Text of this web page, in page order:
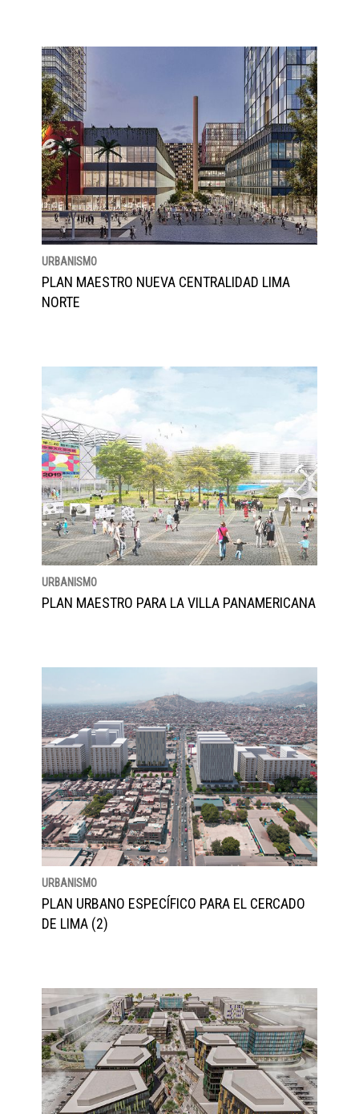
URBANISMO
PLAN MAESTRO NUEVA CENTRALIDAD LIMA
NORTE
URBANISMO
PLAN MAESTRO PARA LA VILLA PANAMERICANA
URBANISMO
PLAN URBANO ESPECÍFICO PARA EL CERCADO
DE LIMA (2)